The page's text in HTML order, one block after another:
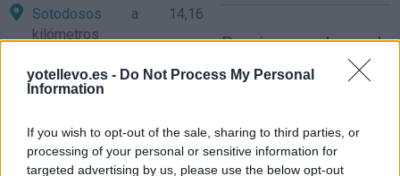
yotellevo.es - Do Not Process My Personal
Information
If you wish to opt-out of the sale, sharing to third parties, or
processing of your personal or sensitive information for
targeted advertising by us, please use the below opt-out
Sotodosos a 14,16
kilómetros
14,31 kilómetros
Medinacelia 15,37
kilómetros
Precios de la
gasolina en Alcolea
del Pinar